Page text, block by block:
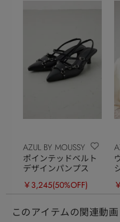
AZUL BY MOUSSY
ポインテッドベルト
デザインパンプス
￥3,245(50%OFF)
このアイテムの関連動画